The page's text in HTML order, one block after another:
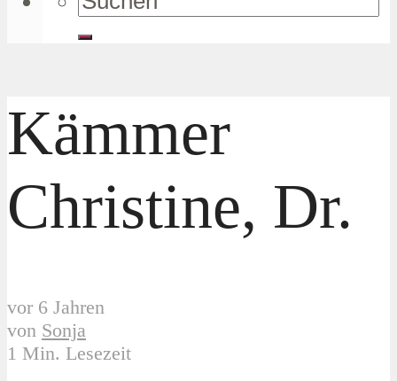
Kämmer
Christine, Dr.
vor 6 Jahren
von Sonja
1 Min. Lesezeit